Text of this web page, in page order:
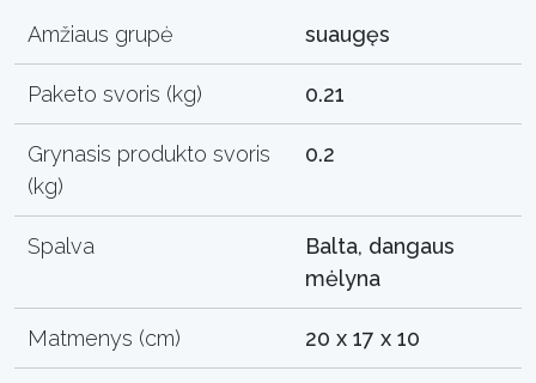
Amžiaus grupė suaugęs
Paketo svoris (kg) 0.21
Grynasis produkto svoris
(kg)
0.2
Spalva
Balta, dangaus
mėlyna
Matmenys (cm) 20 x 17 x 10